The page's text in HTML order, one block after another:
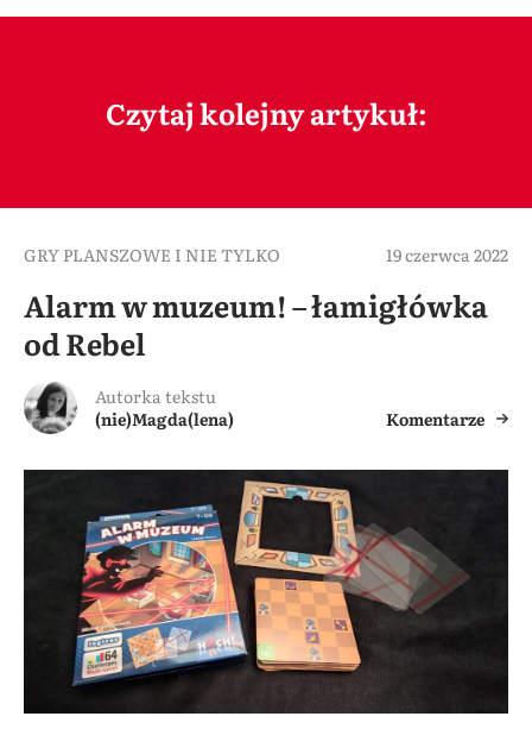
Czytaj kolejny artykuł:
GRY PLANSZOWE I NIE TYLKO 19 czerwca 2022
Alarm w muzeum! – łamigłówka
od Rebel
Autorka tekstu
(nie)Magda(lena)
Komentarze